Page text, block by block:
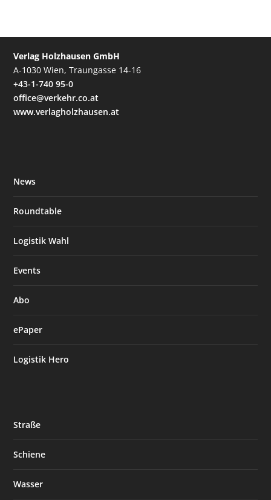
Verlag Holzhausen GmbH
A-1030 Wien, Traungasse 14-16
+43-1-740 95-0
office@verkehr.co.at
www.verlagholzhausen.at
News
Roundtable
Logistik Wahl
Events
Abo
ePaper
Logistik Hero
Straße
Schiene
Wasser